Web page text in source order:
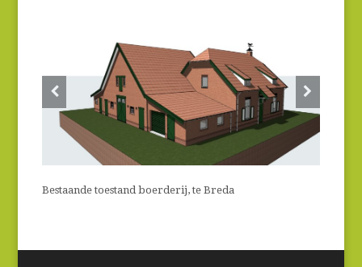
Bestaande toestand boerderij, te Breda